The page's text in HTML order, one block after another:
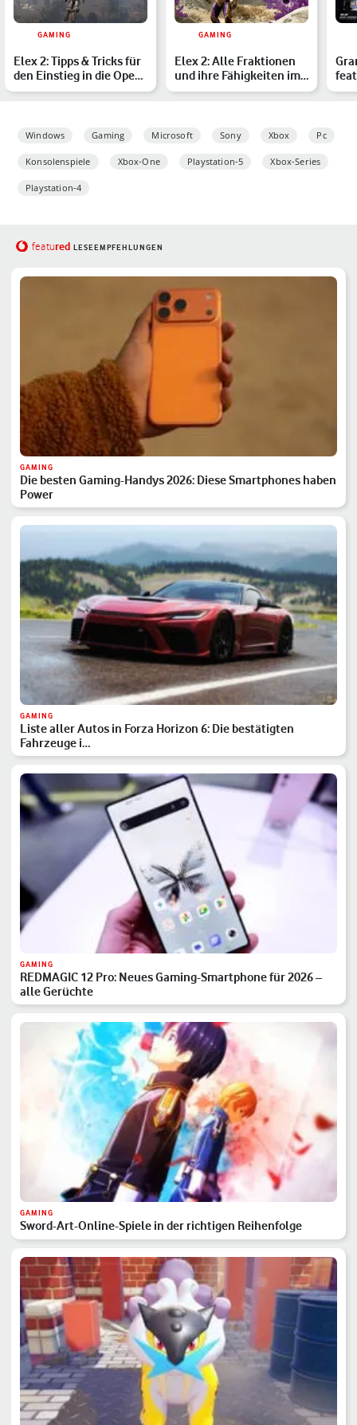
GAMING
Elex 2: Tipps & Tricks für
den Einstieg in die Open
World
GAMING
Elex 2: Alle Fraktionen
und ihre Fähigkeiten im
Überblick
Windows Gaming Microsoft Sony Xbox Pc
Konsolenspiele Xbox-One Playstation-5 Xbox-Series
Playstation-4
featured LESEEMPFEHLUNGEN
GAMING
Die besten Gaming-Handys 2026: Diese Smartphones haben
Power
GAMING
Liste aller Autos in Forza Horizon 6: Die bestätigten
Fahrzeuge i…
GAMING
REDMAGIC 12 Pro: Neues Gaming-Smartphone für 2026 –
alle Gerüchte
GAMING
Sword-Art-Online-Spiele in der richtigen Reihenfolge